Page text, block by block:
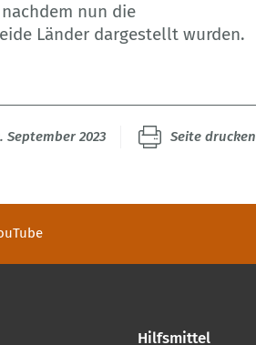
nun die
Länder dargestellt wurden.
2023 Seite drucken
Hilfsmittel